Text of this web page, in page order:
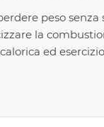
peso
la
ed